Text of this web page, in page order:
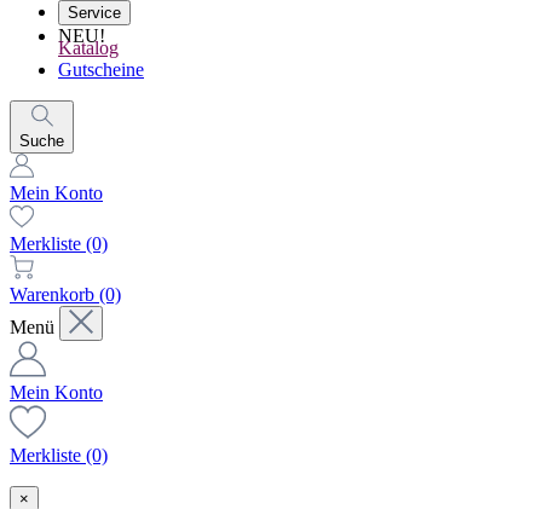
Service
NEU!
Katalog
Gutscheine
Suche
Mein Konto
Merkliste (0)
Warenkorb (0)
Menü
Mein Konto
Merkliste (0)
×